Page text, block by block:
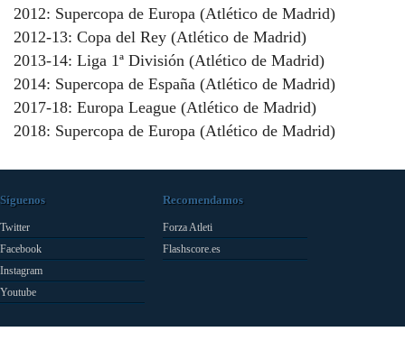
2012: Supercopa de Europa (Atlético de Madrid)
2012-13: Copa del Rey (Atlético de Madrid)
2013-14: Liga 1ª División (Atlético de Madrid)
2014: Supercopa de España (Atlético de Madrid)
2017-18: Europa League (Atlético de Madrid)
2018: Supercopa de Europa (Atlético de Madrid)
Síguenos
Twitter
Facebook
Instagram
Youtube
Recomendamos
Forza Atleti
Flashscore.es